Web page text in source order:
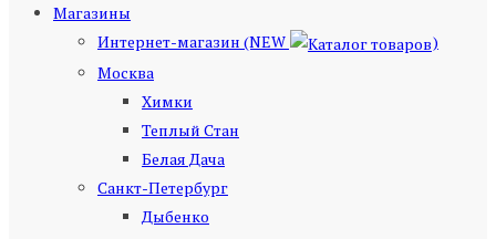
Магазины
Интернет-магазин (NEW
)
Москва
Химки
Теплый Стан
Белая Дача
Санкт-Петербург
Дыбенко